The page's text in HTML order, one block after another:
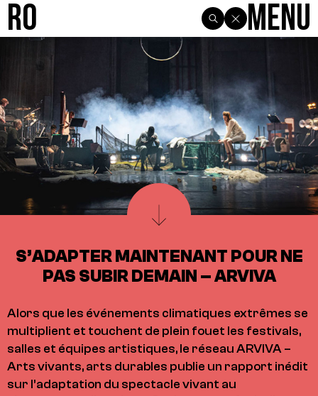
R0 Menu
S’ADAPTER MAINTENANT POUR NE
PAS SUBIR DEMAIN – ARVIVA
Alors que les événements climatiques extrêmes se
multiplient et touchent de plein fouet les festivals,
salles et équipes artistiques, le réseau ARVIVA –
Arts vivants, arts durables publie un rapport inédit
sur l’adaptation du spectacle vivant au